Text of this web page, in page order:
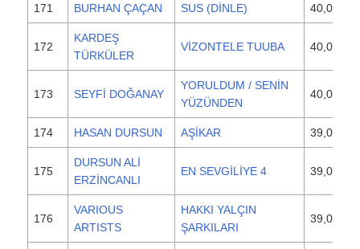
171 BURHAN ÇAÇAN SUS (DİNLE) 40,000
172
KARDEŞ
TÜRKÜLER
VİZONTELE TUUBA 40,000
173 SEYFİ DOĞANAY
YORULDUM / SENİN
YÜZÜNDEN
40,000
174 HASAN DURSUN AŞİKAR 39,000
175
DURSUN ALİ
ERZİNCANLI
EN SEVGİLİYE 4 39,000
176
VARIOUS
ARTISTS
HAKKI YALÇIN
ŞARKILARI
39,000